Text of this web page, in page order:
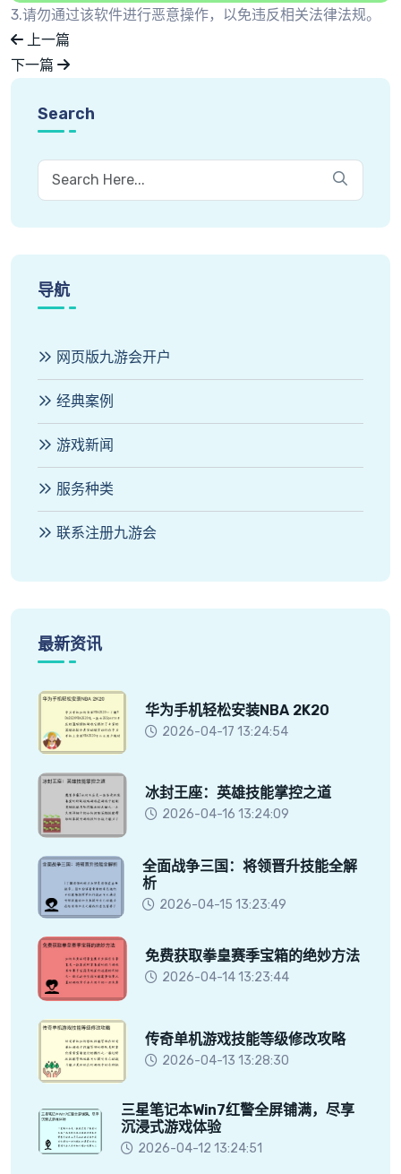
3.请勿通过该软件进行恶意操作，以免违反相关法律法规。
上一篇
下一篇
Search
导航
网页版九游会开户
经典案例
游戏新闻
服务种类
联系注册九游会
最新资讯
华为手机轻松安装NBA 2K20
2026-04-17 13:24:54
冰封王座：英雄技能掌控之道
2026-04-16 13:24:09
全面战争三国：将领晋升技能全解
析
2026-04-15 13:23:49
免费获取拳皇赛季宝箱的绝妙方法
2026-04-14 13:23:44
传奇单机游戏技能等级修改攻略
2026-04-13 13:28:30
三星笔记本Win7红警全屏铺满，尽享
沉浸式游戏体验
2026-04-12 13:24:51